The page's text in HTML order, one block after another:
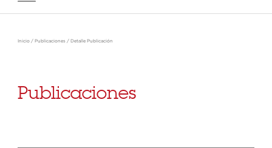
Inicio / Publicaciones / Detalle Publicación
Publicaciones